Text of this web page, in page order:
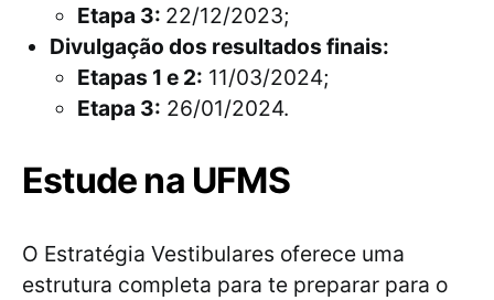
Etapa 3: 22/12/2023;
Divulgação dos resultados finais:
Etapas 1 e 2: 11/03/2024;
Etapa 3: 26/01/2024.
Estude na UFMS
O Estratégia Vestibulares oferece uma
estrutura completa para te preparar para o